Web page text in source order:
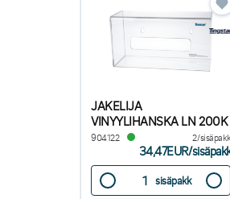
JAKELIJA
VINYYLIHANSKA LN 200K
904122 2/sisäpakk
34,47EUR/
sisäpakk